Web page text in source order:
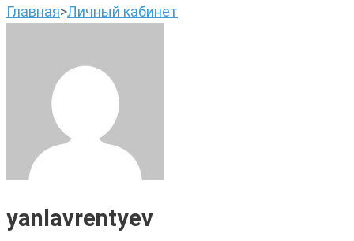
Главная>Личный кабинет
yanlavrentyev